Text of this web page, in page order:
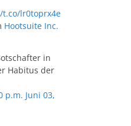
lr0toprx4e
Hootsuite Inc.
in
Habitus der
p.m. Juni 03,